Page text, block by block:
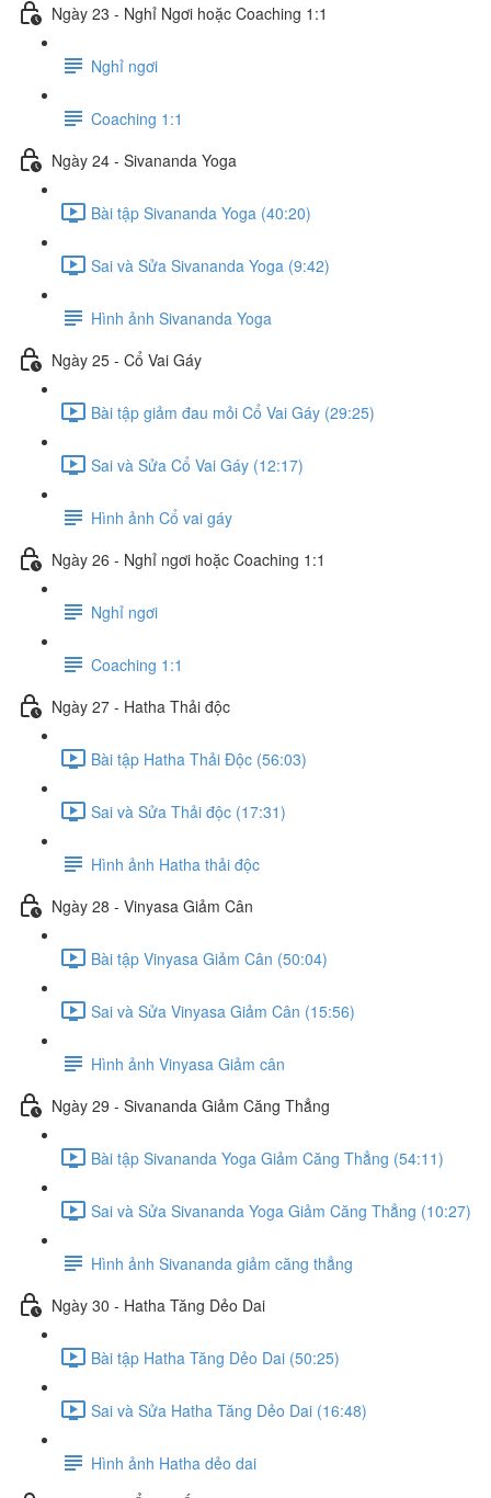
Ngày 23 - Nghỉ Ngơi hoặc Coaching 1:1
Nghỉ ngơi
Coaching 1:1
Ngày 24 - Sivananda Yoga
Bài tập Sivananda Yoga (40:20)
Sai và Sửa Sivananda Yoga (9:42)
Hình ảnh Sivananda Yoga
Ngày 25 - Cổ Vai Gáy
Bài tập giảm đau mỏi Cổ Vai Gáy (29:25)
Sai và Sửa Cổ Vai Gáy (12:17)
Hình ảnh Cổ vai gáy
Ngày 26 - Nghỉ ngơi hoặc Coaching 1:1
Nghỉ ngơi
Coaching 1:1
Ngày 27 - Hatha Thải độc
Bài tập Hatha Thải Độc (56:03)
Sai và Sửa Thải độc (17:31)
Hình ảnh Hatha thải độc
Ngày 28 - Vinyasa Giảm Cân
Bài tập Vinyasa Giảm Cân (50:04)
Sai và Sửa Vinyasa Giảm Cân (15:56)
Hình ảnh Vinyasa Giảm cân
Ngày 29 - Sivananda Giảm Căng Thẳng
Bài tập Sivananda Yoga Giảm Căng Thẳng (54:11)
Sai và Sửa Sivananda Yoga Giảm Căng Thẳng (10:27)
Hình ảnh Sivananda giảm căng thẳng
Ngày 30 - Hatha Tăng Dẻo Dai
Bài tập Hatha Tăng Dẻo Dai (50:25)
Sai và Sửa Hatha Tăng Dẻo Dai (16:48)
Hình ảnh Hatha dẻo dai